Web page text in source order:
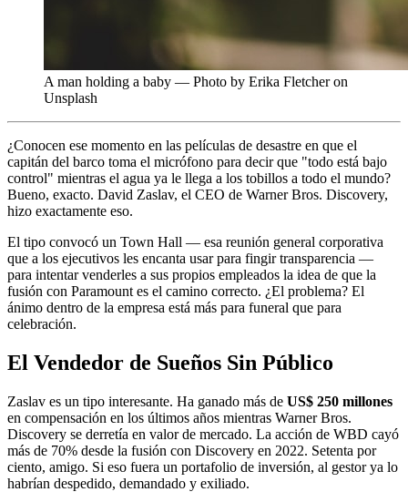
A man holding a baby — Photo by Erika Fletcher on
Unsplash
¿Conocen ese momento en las películas de desastre en que el
capitán del barco toma el micrófono para decir que "todo está bajo
control" mientras el agua ya le llega a los tobillos a todo el mundo?
Bueno, exacto. David Zaslav, el CEO de Warner Bros. Discovery,
hizo exactamente eso.
El tipo convocó un Town Hall — esa reunión general corporativa
que a los ejecutivos les encanta usar para fingir transparencia —
para intentar venderles a sus propios empleados la idea de que la
fusión con Paramount es el camino correcto. ¿El problema? El
ánimo dentro de la empresa está más para funeral que para
celebración.
El Vendedor de Sueños Sin Público
Zaslav es un tipo interesante. Ha ganado más de US$ 250 millones
en compensación en los últimos años mientras Warner Bros.
Discovery se derretía en valor de mercado. La acción de WBD cayó
más de 70% desde la fusión con Discovery en 2022. Setenta por
ciento, amigo. Si eso fuera un portafolio de inversión, al gestor ya lo
habrían despedido, demandado y exiliado.